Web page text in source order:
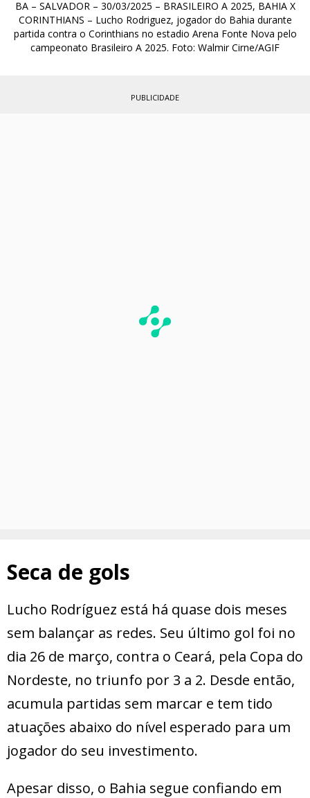
BA – SALVADOR – 30/03/2025 – BRASILEIRO A 2025, BAHIA X
CORINTHIANS – Lucho Rodriguez, jogador do Bahia durante
partida contra o Corinthians no estadio Arena Fonte Nova pelo
campeonato Brasileiro A 2025. Foto: Walmir Cirne/AGIF
PUBLICIDADE
Seca de gols
Lucho Rodríguez está há quase dois meses
sem balançar as redes. Seu último gol foi no
dia 26 de março, contra o Ceará, pela Copa do
Nordeste, no triunfo por 3 a 2. Desde então,
acumula partidas sem marcar e tem tido
atuações abaixo do nível esperado para um
jogador do seu investimento.
Apesar disso, o Bahia segue confiando em